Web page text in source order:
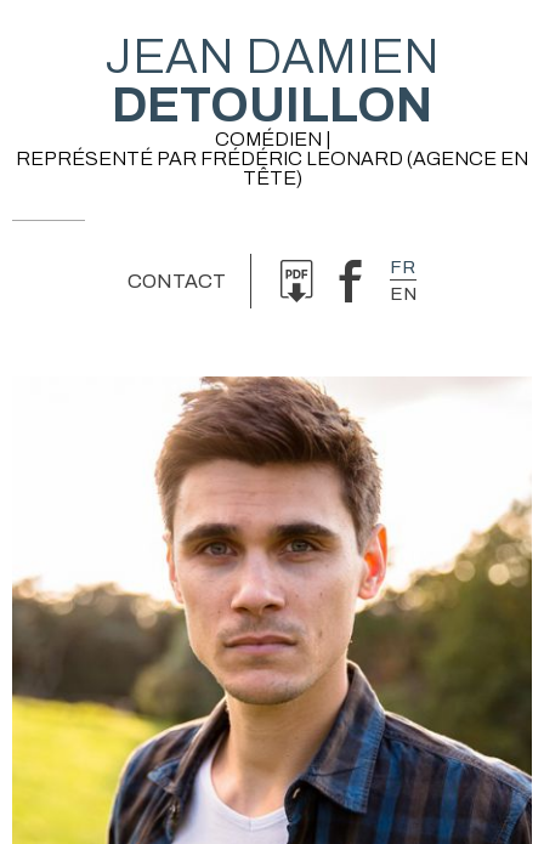
JEAN DAMIEN
DETOUILLON
COMÉDIEN |
REPRÉSENTÉ PAR FRÉDÉRIC LEONARD (AGENCE EN
TÊTE)
CONTACT
FR
EN